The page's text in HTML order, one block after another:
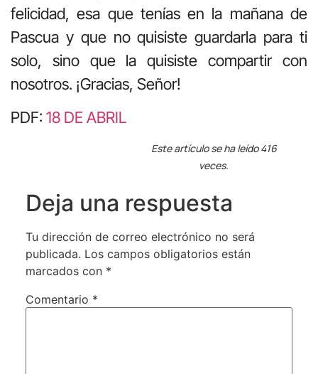
felicidad, esa que tenías en la mañana de
Pascua y que no quisiste guardarla para ti
solo, sino que la quisiste compartir con
nosotros. ¡Gracias, Señor!
PDF: 18 DE ABRIL
Este artículo se ha leído 416
veces.
Deja una respuesta
Tu dirección de correo electrónico no será
publicada. Los campos obligatorios están
marcados con *
Comentario *